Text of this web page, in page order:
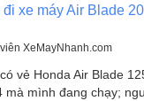
xe máy Air Blade
XeMayNhanh.com
vẻ Honda Air Blade
mà mình đang chạy;